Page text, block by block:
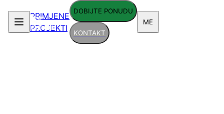
PRIMJENE
PROJEKTI
DOBIJTE PONUDU
KONTAKT
ME